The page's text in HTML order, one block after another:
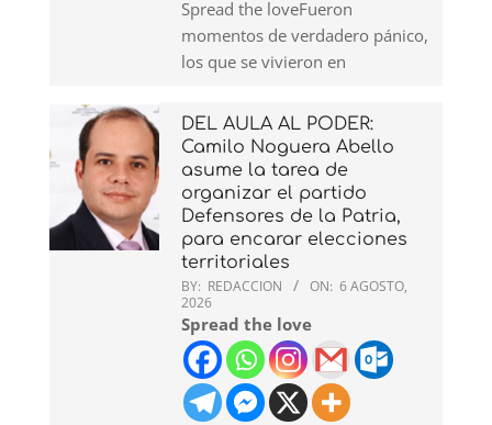
Spread the loveFueron
momentos de verdadero pánico,
los que se vivieron en
DEL AULA AL PODER:
Camilo Noguera Abello
asume la tarea de
organizar el partido
Defensores de la Patria,
para encarar elecciones
territoriales
BY: REDACCION ON: 6 AGOSTO,
2026
Spread the love